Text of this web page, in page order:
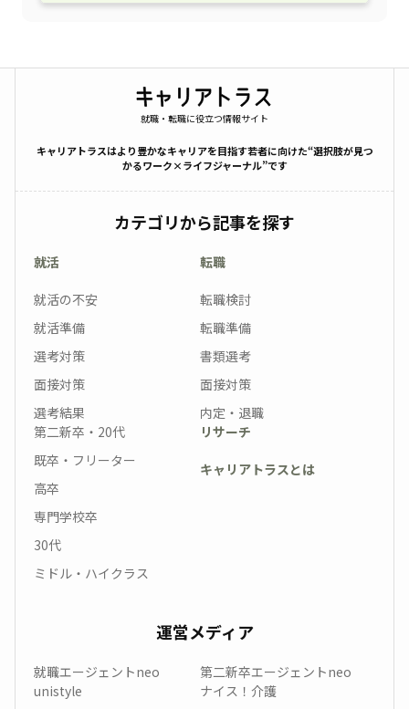
就職・転職に役立つ情報サイト
キャリアトラスはより豊かなキャリアを目指す若者に向けた“選択肢が見つ
かるワーク×ライフジャーナル”です
カテゴリから記事を探す
就活
就活の不安
就活準備
選考対策
面接対策
選考結果
転職
転職検討
転職準備
書類選考
面接対策
内定・退職
第二新卒・20代
既卒・フリーター
高卒
専門学校卒
30代
ミドル・ハイクラス
リサーチ
キャリアトラスとは
運営メディア
就職エージェントneo
第二新卒エージェントneo
unistyle
ナイス！介護